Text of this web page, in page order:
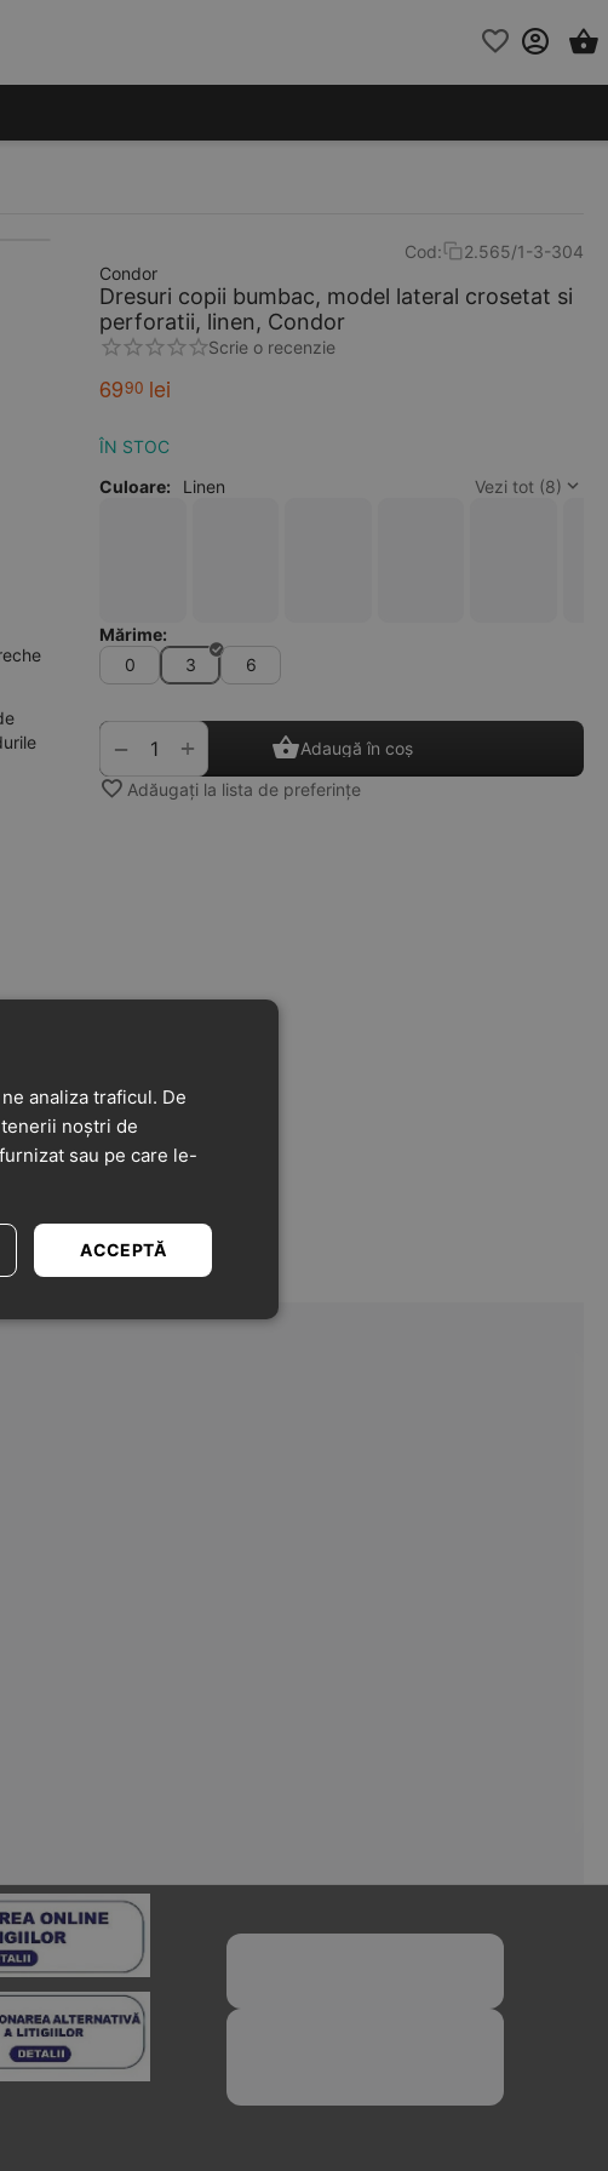
Cod:
2.565/1-3-304
Condor
Dresuri copii bumbac, model lateral crosetat si
perforatii, linen, Condor
Scrie o recenzie
6990 lei
ÎN STOC
Culoare:
Linen Vezi tot (8)
Mărime:
0
3 6
+
−
Adaugă în coș
Adăugați la lista de preferințe
analiza traficul. De
noștri de
sau pe care le-
ACCEPTĂ